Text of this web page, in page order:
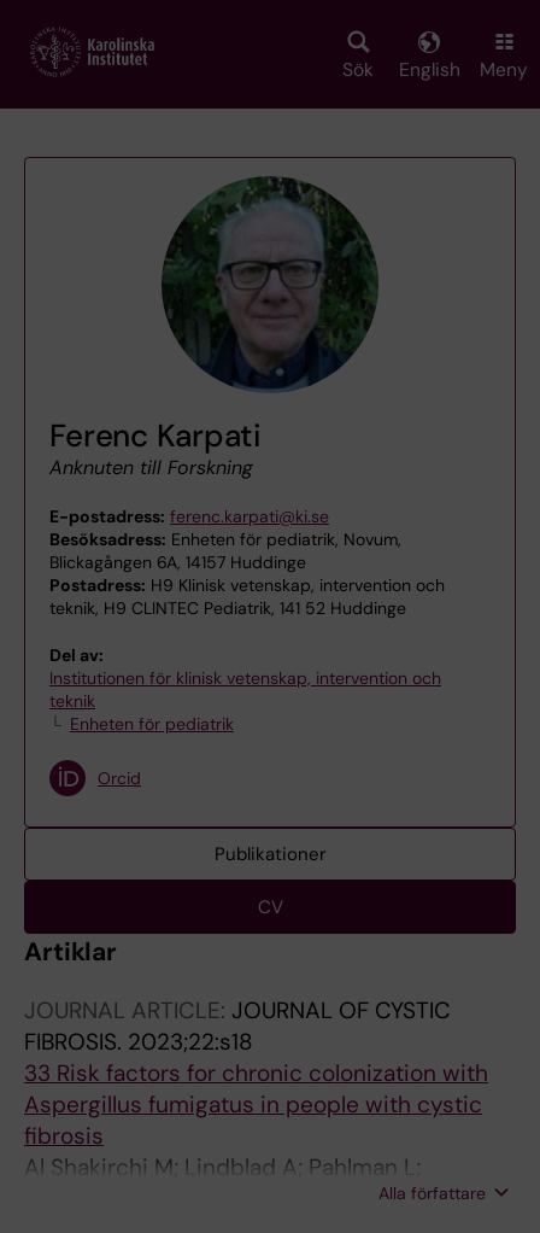
main
Sök English Meny
Ferenc Karpati
Anknuten till Forskning
E-postadress: ferenc.karpati@ki.se
Besöksadress: Enheten för pediatrik, Novum,
Blickagången 6A, 14157 Huddinge
Postadress: H9 Klinisk vetenskap, intervention och
teknik, H9 CLINTEC Pediatrik, 141 52 Huddinge
Del av:
Institutionen för klinisk vetenskap, intervention och
teknik
Enheten för pediatrik
Orcid
Publikationer
CV
Artiklar
JOURNAL ARTICLE: JOURNAL OF CYSTIC
FIBROSIS. 2023;22:s18
33 Risk factors for chronic colonization with
Aspergillus fumigatus in people with cystic
fibrosis
Al Shakirchi M; Lindblad A; Pahlman L;
Sigurdsson G; Kotz K; Ericson P; Karpati F;
Alla författare